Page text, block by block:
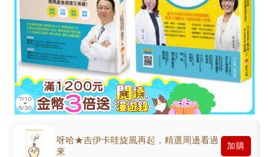
呀哈★吉伊卡哇旋風再起，精選周邊看過
來
加購